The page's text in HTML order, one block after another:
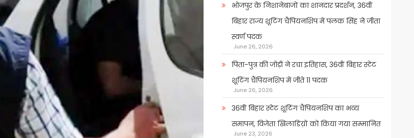
भोजपुर के निशानेबाजों का शानदार प्रदर्शन, 36वीं
बिहार राज्य शूटिंग चैंपियनशिप में पलक सिंह ने जीता
स्वर्ण पदक
June 26, 2026
पिता-पुत्र की जोड़ी ने रचा इतिहास, 36वीं बिहार स्टेट
शूटिंग चैंपियनशिप में जीते 11 पदक
June 26, 2026
36वीं बिहार स्टेट शूटिंग चैंपियनशिप का भव्य
समापन, विजेता खिलाडिय़ों को किया गया सम्मानित
June 23, 2026